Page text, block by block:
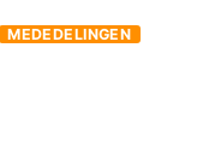
MEDEDELINGEN